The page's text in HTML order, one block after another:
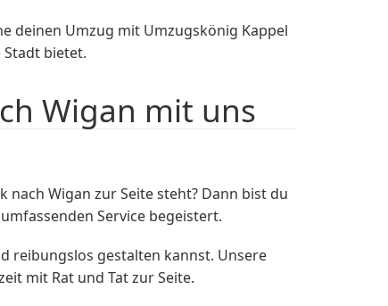
deinen Umzug mit Umzugskönig Kappel
bietet.
Wigan mit uns
Wigan zur Seite steht? Dann bist du
Service begeistert.
reibungslos gestalten kannst. Unsere
mit Rat und Tat zur Seite.